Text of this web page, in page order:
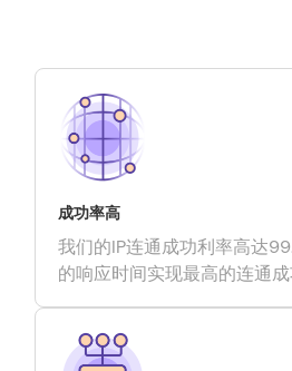
成功率高
我们的IP连通成功利率高达
的响应时间实现最高的连通成